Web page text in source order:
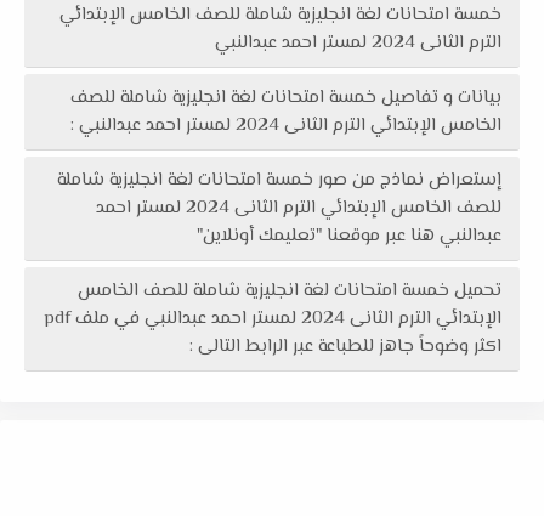
خمسة امتحانات لغة انجليزية شاملة للصف الخامس الإبتدائي
الترم الثانى 2024 لمستر احمد عبدالنبي
بيانات و تفاصيل خمسة امتحانات لغة انجليزية شاملة للصف
الخامس الإبتدائي الترم الثانى 2024 لمستر احمد عبدالنبي :
إستعراض نماذج من صور خمسة امتحانات لغة انجليزية شاملة
للصف الخامس الإبتدائي الترم الثانى 2024 لمستر احمد
عبدالنبي هنا عبر موقعنا "تعليمك أونلاين"
تحميل خمسة امتحانات لغة انجليزية شاملة للصف الخامس
الإبتدائي الترم الثانى 2024 لمستر احمد عبدالنبي في ملف pdf
اكثر وضوحاً جاهز للطباعة عبر الرابط التالى :